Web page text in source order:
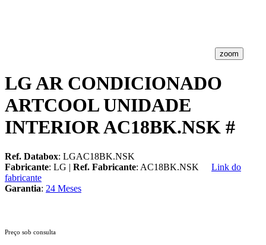
zoom
LG AR CONDICIONADO
ARTCOOL UNIDADE
INTERIOR AC18BK.NSK #
Ref. Databox: LGAC18BK.NSK
Fabricante: LG | Ref. Fabricante: AC18BK.NSK
Link do
fabricante
Garantia: 24 Meses
Preço sob consulta